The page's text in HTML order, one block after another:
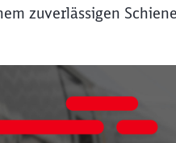
zuverlässigen